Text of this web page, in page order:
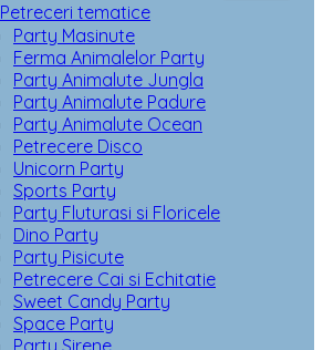
Petreceri tematice
Party Masinute
Ferma Animalelor Party
Party Animalute Jungla
Party Animalute Padure
Party Animalute Ocean
Petrecere Disco
Unicorn Party
Sports Party
Party Fluturasi si Floricele
Dino Party
Party Pisicute
Petrecere Cai si Echitatie
Sweet Candy Party
Space Party
Party Sirene